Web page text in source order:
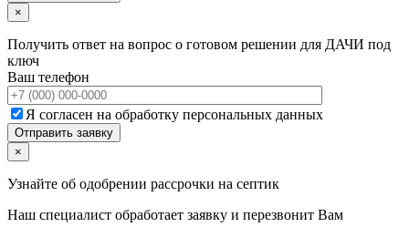
×
Получить ответ на вопрос о готовом решении для ДАЧИ под
ключ
Ваш телефон
Я согласен на обработку персональных данных
×
Узнайте об одобрении рассрочки на септик
Наш специалист обработает заявку и перезвонит Вам